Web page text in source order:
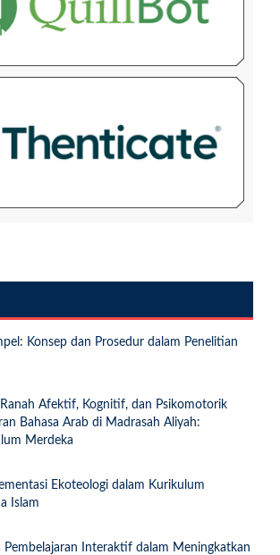
Konsep dan Prosedur dalam Penelitian
Afektif, Kognitif, dan Psikomotorik
Bahasa Arab di Madrasah Aliyah:
Merdeka
Ekoteologi dalam Kurikulum
Islam
Pembelajaran Interaktif dalam Meningkatkan